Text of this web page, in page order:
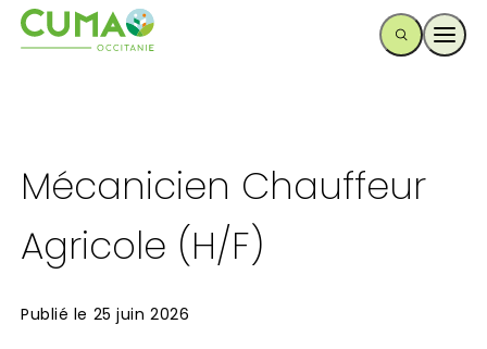
Mécanicien Chauffeur
Agricole (H/F)
Publié le 25 juin 2026